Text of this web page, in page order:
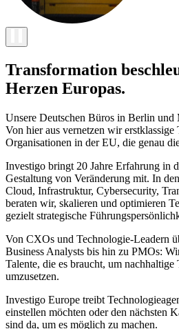
Transformation
Herzen Europas.
Unsere Deutschen Büros in Berlin und
Von hier aus vernetzen wir
Organisationen in der EU, die genau
Investigo bringt 20 Jahre Erfahrung in
Gestaltung von Veränderung mit. In
Cloud, Infrastruktur, Cybersecurity,
beraten wir, skalieren und optimieren
gezielt strategische
Von CXOs und Technologie-Leadern
Business Analysts bis hin zu PMOs:
Talente, die es braucht, um
umzusetzen.
Investigo Europe treibt
einstellen möchten oder den nächsten
sind da, um es möglich zu machen.